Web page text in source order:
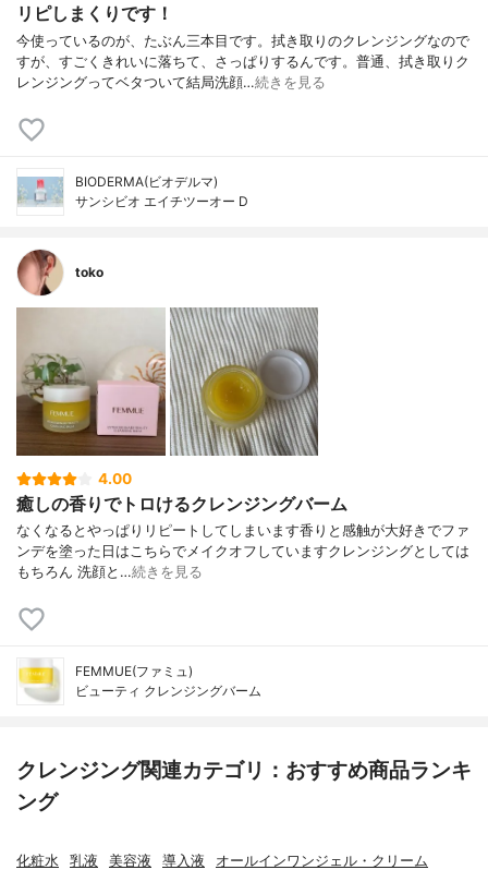
リピしまくりです！
今使っているのが、たぶん三本目です。拭き取りのクレンジングなので
すが、すごくきれいに落ちて、さっぱりするんです。普通、拭き取りク
レンジングってベタついて結局洗顔…続きを見る
BIODERMA(ビオデルマ)
サンシビオ エイチツーオー D
toko
4.00
癒しの香りでトロけるクレンジングバーム
なくなるとやっぱりリピートしてしまいます香りと感触が大好きでファ
ンデを塗った日はこちらでメイクオフしていますクレンジングとしては
もちろん 洗顔と…続きを見る
FEMMUE(ファミュ)
ビューティ クレンジングバーム
クレンジング関連カテゴリ：おすすめ商品ランキ
ング
化粧水 乳液 美容液 導入液 オールインワンジェル・クリーム